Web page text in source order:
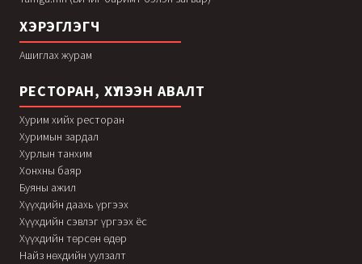
ХЭРЭГЛЭГЧ
Ашиглах журам
РЕСТОРАН, ХҮЛЭЭН АВАЛТ
Хурим хийх ресторан
Хуримын зардал
Хурлын танхим
Хонхны баяр
Буяны ажил
Хүүхдийн даахь үргээх
Хүүхдийн сэвлэг үргээх ёс
Хүүхдийн төрсөн өдөр
Найз нөхдийн уулзалт